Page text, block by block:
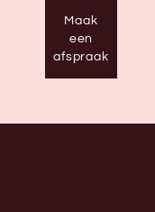
Maak
een
afspraak